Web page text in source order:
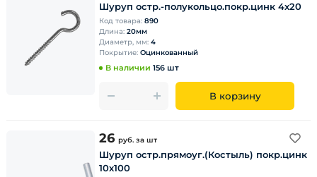
Шуруп остр.-полукольцо.покр.цинк 4х20
Код товара: 890
Длина: 20мм
Диаметр, мм: 4
Покрытие: Оцинкованный
В наличии 156 шт
В корзину
26 руб. за шт
Шуруп остр.прямоуг.(Костыль) покр.цинк
10х100